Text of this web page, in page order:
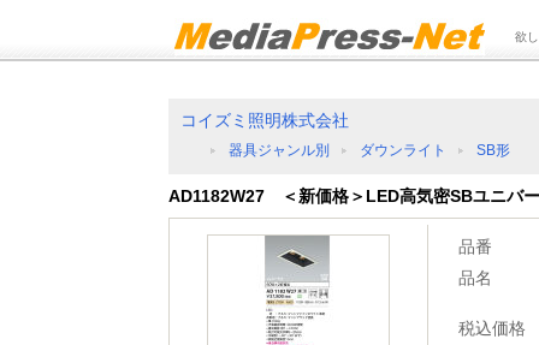
欲
コイズミ照明株式会社
器具ジャンル別 ダウンライト SB形
AD1182W27 ＜新価格＞LED高気密SBユニバ
品番
品名
税込価格